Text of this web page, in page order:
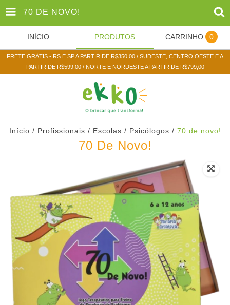
70 DE NOVO!
INÍCIO PRODUTOS CARRINHO 0
FRETE GRÁTIS - RS E SP A PARTIR DE R$350,00 / SUDESTE, CENTRO OESTE E A
PARTIR DE R$599,00 / NORTE E NORDESTE A PARTIR DE R$799,00
Início / Profissionais / Escolas / Psicólogos / 70 de novo!
70 De Novo!